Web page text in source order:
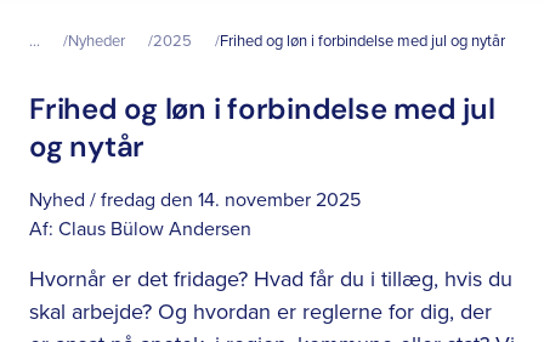
... Nyheder 2025 Frihed og løn i forbindelse med jul og nytår
Frihed og løn i forbindelse med jul
og nytår
Nyhed / fredag den 14. november 2025
Af: Claus Bülow Andersen
Hvornår er det fridage? Hvad får du i tillæg, hvis du
skal arbejde? Og hvordan er reglerne for dig, der